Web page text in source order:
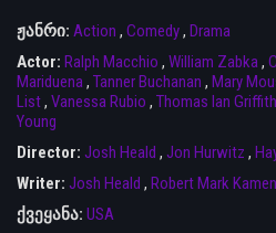
ჟანრი: Action , Comedy, Drama
Actor: Ralph Macchio , William Zabka,
Mariduena, Tanner Buchanan , Mary
List, Vanessa Rubio , Thomas Ian Griffith
Young
Director: Josh Heald , Jon Hurwitz ,
Writer: Josh Heald , Robert Mark Kamen
ქვეყანა: USA